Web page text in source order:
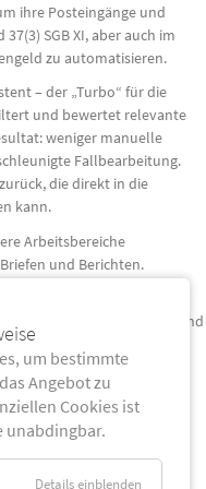
ihre Posteingänge und
37(3) SGB XI, aber auch im
zu automatisieren.
– der „Turbo“ für die
und bewertet relevante
weniger manuelle
Fallbearbeitung.
die direkt in die
kann.
Arbeitsbereiche
und Berichten.
der Innovationen für
mitzugestalten und
die Zukunft der
um bestimmte
Angebot zu
Cookies ist
unabdingbar.
Details einblenden